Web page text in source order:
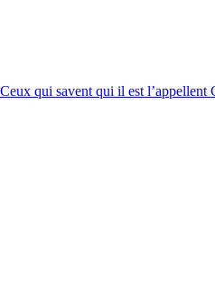
qui savent qui il est l’appellent